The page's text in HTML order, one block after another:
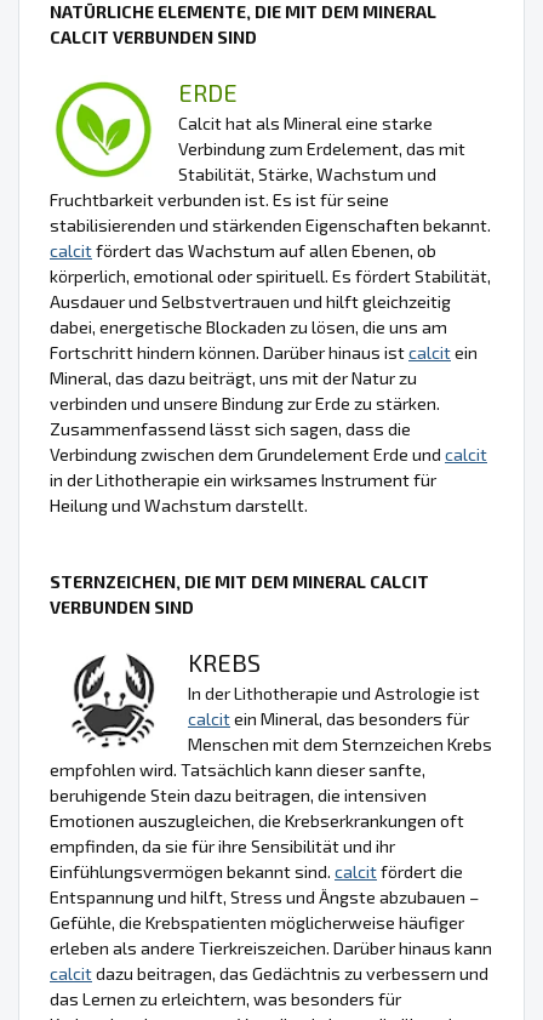
NATÜRLICHE ELEMENTE, DIE MIT DEM MINERAL
CALCIT VERBUNDEN SIND
ERDE
Calcit hat als Mineral eine starke
Verbindung zum Erdelement, das mit
Stabilität, Stärke, Wachstum und
Fruchtbarkeit verbunden ist. Es ist für seine
stabilisierenden und stärkenden Eigenschaften bekannt.
calcitfördert das Wachstum auf allen Ebenen, ob
körperlich, emotional oder spirituell. Es fördert Stabilität,
Ausdauer und Selbstvertrauen und hilft gleichzeitig
dabei, energetische Blockaden zu lösen, die uns am
Fortschritt hindern können. Darüber hinaus istcalcitein
Mineral, das dazu beiträgt, uns mit der Natur zu
verbinden und unsere Bindung zur Erde zu stärken.
Zusammenfassend lässt sich sagen, dass die
Verbindung zwischen dem Grundelement Erde und calcit
in der Lithotherapie ein wirksames Instrument für
Heilung und Wachstum darstellt.
STERNZEICHEN, DIE MIT DEM MINERAL CALCIT
VERBUNDEN SIND
KREBS
In der Lithotherapie und Astrologie ist
calcitein Mineral, das besonders für
Menschen mit dem Sternzeichen Krebs
empfohlen wird. Tatsächlich kann dieser sanfte,
beruhigende Stein dazu beitragen, die intensiven
Emotionen auszugleichen, die Krebserkrankungen oft
empfinden, da sie für ihre Sensibilität und ihr
Einfühlungsvermögen bekannt sind. calcitfördert die
Entspannung und hilft, Stress und Ängste abzubauen –
Gefühle, die Krebspatienten möglicherweise häufiger
erleben als andere Tierkreiszeichen. Darüber hinaus kann
calcitdazu beitragen, das Gedächtnis zu verbessern und
das Lernen zu erleichtern, was besonders für